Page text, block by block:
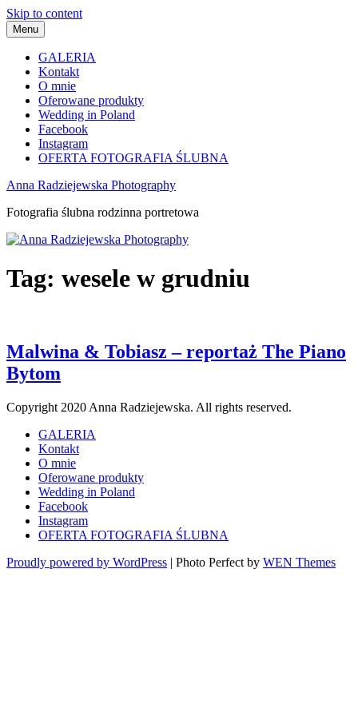
Skip to content
Menu
GALERIA
Kontakt
O mnie
Oferowane produkty
Wedding in Poland
Facebook
Instagram
OFERTA FOTOGRAFIA ŚLUBNA
Anna Radziejewska Photography
Fotografia ślubna rodzinna portretowa
Tag: wesele w grudniu
Malwina & Tobiasz – reportaż The Piano
Bytom
Copyright 2020 Anna Radziejewska. All rights reserved.
GALERIA
Kontakt
O mnie
Oferowane produkty
Wedding in Poland
Facebook
Instagram
OFERTA FOTOGRAFIA ŚLUBNA
Proudly powered by WordPress | Photo Perfect by WEN Themes